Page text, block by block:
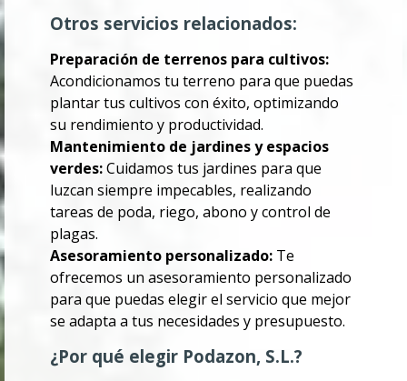
Otros servicios relacionados:
Preparación de terrenos para cultivos:
Acondicionamos tu terreno para que puedas
plantar tus cultivos con éxito, optimizando
su rendimiento y productividad.
Mantenimiento de jardines y espacios
verdes:Cuidamos tus jardines para que
luzcan siempre impecables, realizando
tareas de poda, riego, abono y control de
plagas.
Asesoramiento personalizado: Te
ofrecemos un asesoramiento personalizado
para que puedas elegir el servicio que mejor
se adapta a tus necesidades y presupuesto.
¿Por qué elegir Podazon, S.L.?